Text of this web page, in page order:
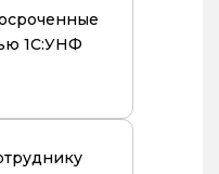
1С:УНФ